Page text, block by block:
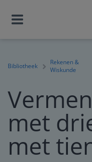
Bibliotheek
Rekenen &
Wiskunde
met
met